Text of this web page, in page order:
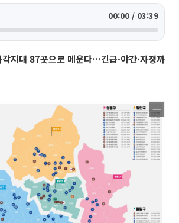
00:00 / 03:39
지대 87곳으로 메운다…긴급·야간·자정까